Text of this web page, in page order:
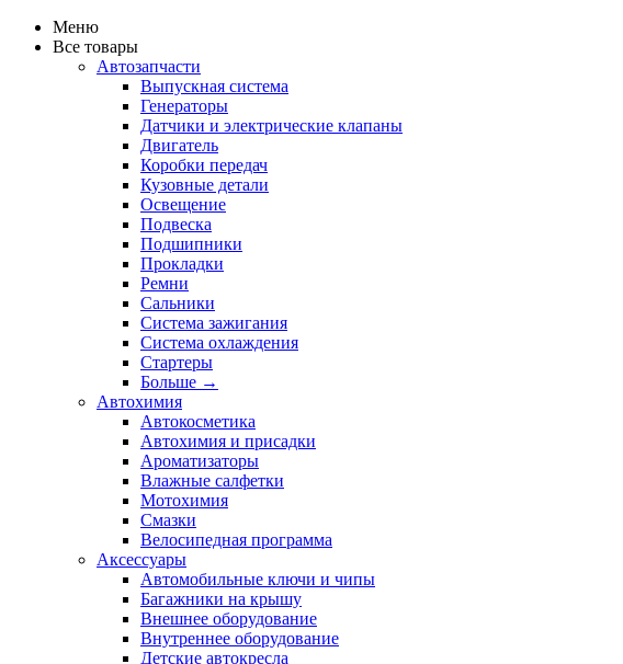
Меню
Все товары
Автозапчасти
Выпускная система
Генераторы
Датчики и электрические клапаны
Двигатель
Коробки передач
Кузовные детали
Освещение
Подвеска
Подшипники
Прокладки
Ремни
Сальники
Система зажигания
Система охлаждения
Стартеры
Больше →
Автохимия
Автокосметика
Автохимия и присадки
Ароматизаторы
Влажные салфетки
Мотохимия
Смазки
Велосипедная программа
Аксессуары
Автомобильные ключи и чипы
Багажники на крышу
Внешнее оборудование
Внутреннее оборудование
Детские автокресла